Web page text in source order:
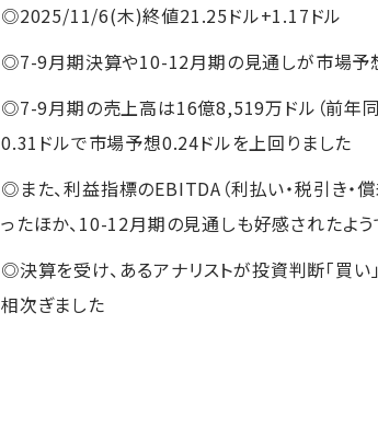
◎2025/11/6(木)終値21.25ドル+1.17ドル
◎7-9月期決算や10-12月期の見通しが市場予
◎7-9月期の売上高は16億8,519万ドル（前年
0.31ドルで市場予想0.24ドルを上回りました
◎また、利益指標のEBITDA（利払い・税引き・
ったほか、10-12月期の見通しも好感されたよう
◎決算を受け、あるアナリストが投資判断「買
相次ぎました